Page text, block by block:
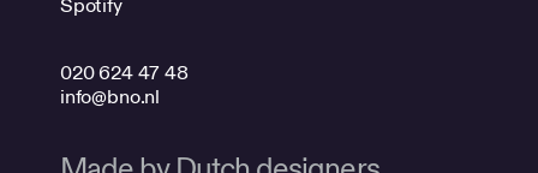
Spotify
020 624 47 48
info@bno.nl